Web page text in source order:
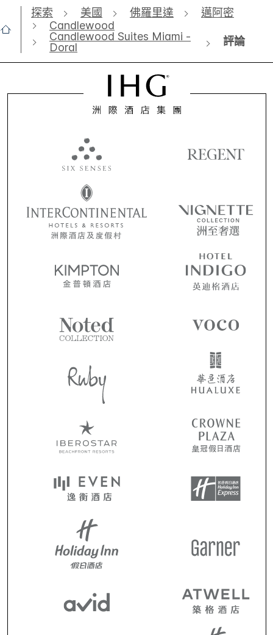
探索 美國 佛羅里達
邁阿密
Candlewood
Candlewood Suites Miami -
Doral
評論